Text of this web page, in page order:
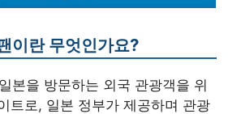
이란 무엇인가요?
본을 방문하는 외국 관광객을 위
트로, 일본 정부가 제공하며 관광